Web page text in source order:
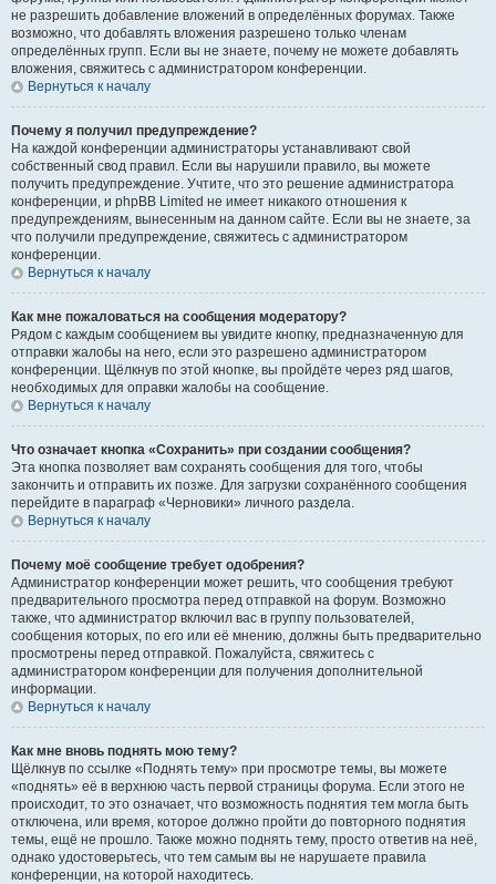
не разрешить добавление вложений в определённых форумах. Также
возможно, что добавлять вложения разрешено только членам
определённых групп. Если вы не знаете, почему не можете добавлять
вложения, свяжитесь с администратором конференции.
Вернуться к началу
Почему я получил предупреждение?
На каждой конференции администраторы устанавливают свой
собственный свод правил. Если вы нарушили правило, вы можете
получить предупреждение. Учтите, что это решение администратора
конференции, и phpBB Limited не имеет никакого отношения к
предупреждениям, вынесенным на данном сайте. Если вы не знаете, за
что получили предупреждение, свяжитесь с администратором
конференции.
Вернуться к началу
Как мне пожаловаться на сообщения модератору?
Рядом с каждым сообщением вы увидите кнопку, предназначенную для
отправки жалобы на него, если это разрешено администратором
конференции. Щёлкнув по этой кнопке, вы пройдёте через ряд шагов,
необходимых для оправки жалобы на сообщение.
Вернуться к началу
Что означает кнопка «Сохранить» при создании сообщения?
Эта кнопка позволяет вам сохранять сообщения для того, чтобы
закончить и отправить их позже. Для загрузки сохранённого сообщения
перейдите в параграф «Черновики» личного раздела.
Вернуться к началу
Почему моё сообщение требует одобрения?
Администратор конференции может решить, что сообщения требуют
предварительного просмотра перед отправкой на форум. Возможно
также, что администратор включил вас в группу пользователей,
сообщения которых, по его или её мнению, должны быть предварительно
просмотрены перед отправкой. Пожалуйста, свяжитесь с
администратором конференции для получения дополнительной
информации.
Вернуться к началу
Как мне вновь поднять мою тему?
Щёлкнув по ссылке «Поднять тему» при просмотре темы, вы можете
«поднять» её в верхнюю часть первой страницы форума. Если этого не
происходит, то это означает, что возможность поднятия тем могла быть
отключена, или время, которое должно пройти до повторного поднятия
темы, ещё не прошло. Также можно поднять тему, просто ответив на неё,
однако удостоверьтесь, что тем самым вы не нарушаете правила
конференции, на которой находитесь.